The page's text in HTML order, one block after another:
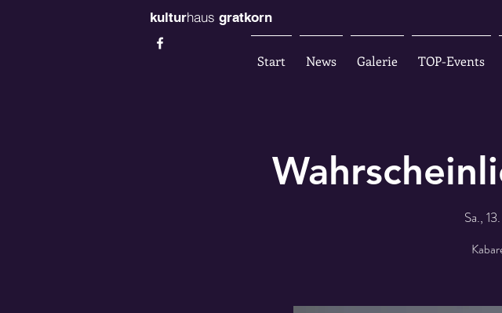
kulturhaus gratkorn
Start News Galerie TOP-Events
Sa.,